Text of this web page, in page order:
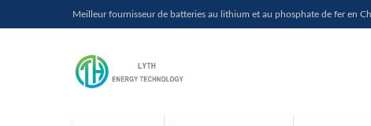
Meilleur fournisseur de batteries au lithium et au phosphate de fer en